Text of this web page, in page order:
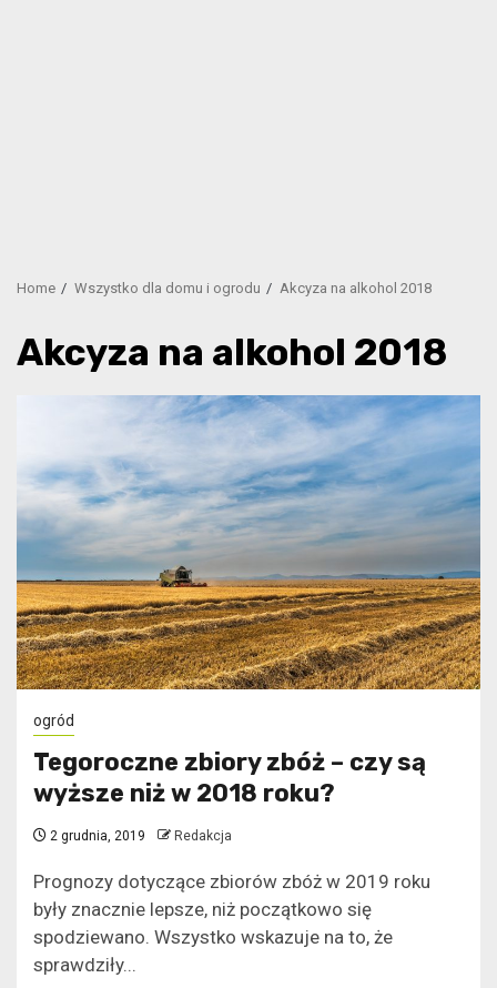
Home Wszystko dla domu i ogrodu Akcyza na alkohol 2018
Akcyza na alkohol 2018
ogród
Tegoroczne zbiory zbóż – czy są
wyższe niż w 2018 roku?
2 grudnia, 2019 Redakcja
Prognozy dotyczące zbiorów zbóż w 2019 roku
były znacznie lepsze, niż początkowo się
spodziewano. Wszystko wskazuje na to, że
sprawdziły...